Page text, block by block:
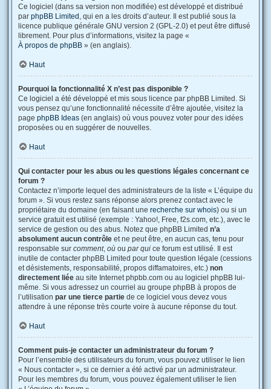
Ce logiciel (dans sa version non modifiée) est développé et distribué
par phpBB Limited , qui en a les droits d’auteur. Il est publié sous la
licence publique générale GNU version 2 (GPL-2.0) et peut être diffusé
librement. Pour plus d’informations, visitez la page «
À propos de phpBB » (en anglais).
Haut
Pourquoi la fonctionnalité X n’est pas disponible ?
Ce logiciel a été développé et mis sous licence par phpBB Limited. Si
vous pensez qu’une fonctionnalité nécessite d’être ajoutée, visitez la
page phpBB Ideas (en anglais) où vous pouvez voter pour des idées
proposées ou en suggérer de nouvelles.
Haut
Qui contacter pour les abus ou les questions légales concernant ce
forum ?
Contactez n’importe lequel des administrateurs de la liste « L’équipe du
forum ». Si vous restez sans réponse alors prenez contact avec le
propriétaire du domaine (en faisant une recherche sur whois) ou si un
service gratuit est utilisé (exemple : Yahoo!, Free, f2s.com, etc.), avec le
service de gestion ou des abus. Notez que phpBB Limited n’a
absolument aucun contrôle et ne peut être, en aucun cas, tenu pour
responsable sur comment, où ou par qui ce forum est utilisé. Il est
inutile de contacter phpBB Limited pour toute question légale (cessions
et désistements, responsabilité, propos diffamatoires, etc.) non
directement liée au site Internet phpbb.com ou au logiciel phpBB lui-
même. Si vous adressez un courriel au groupe phpBB à propos de
l’utilisation par une tierce partie de ce logiciel vous devez vous
attendre à une réponse très courte voire à aucune réponse du tout.
Haut
Comment puis-je contacter un administrateur du forum ?
Pour l’ensemble des utilisateurs du forum, vous pouvez utiliser le lien
« Nous contacter », si ce dernier a été activé par un administrateur.
Pour les membres du forum, vous pouvez également utiliser le lien